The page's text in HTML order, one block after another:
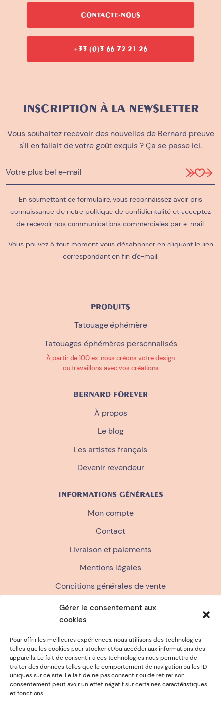
Gérer le consentement aux
cookies
Pour offrir les meilleures expériences, nous utilisons des technologies
telles que les cookies pour stocker et/ou accéder aux informations des
appareils. Le fait de consentir à ces technologies nous permettra de
traiter des données telles que le comportement de navigation ou les ID
uniques sur ce site. Le fait de ne pas consentir ou de retirer son
consentement peut avoir un effet négatif sur certaines caractéristiques
et fonctions.
CONTACTE-NOUS
+33 (0)3 66 72 21 26
INSCRIPTION À LA NEWSLETTER
Vous souhaitez recevoir des nouvelles de Bernard preuve
s'il en fallait de votre goût exquis ? Ça se passe ici.
En soumettant ce formulaire, vous reconnaissez avoir pris
connaissance de notre politique de confidientalité et acceptez
de recevoir nos communications commerciales par e-mail.
Vous pouvez à tout moment vous désabonner en cliquant le lien
correspondant en fin d'e-mail.
PRODUITS
Tatouage éphémère
Tatouages éphémères personnalisés
À partir de 100 ex. nous créons votre design
ou travaillons avec vos créations
BERNARD FOREVER
À propos
Le blog
Les artistes français
Devenir revendeur
INFORMATIONS GÉNÉRALES
Mon compte
Contact
Livraison et paiements
Mentions légales
Conditions générales de vente
Politique de confidentialité
Politique de cookies (UE)
FRANCE ÉPONGE OFFERTE